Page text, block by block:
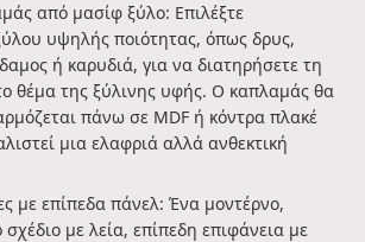
από μασίφ ξύλο: Επιλέξτε
υψηλής ποιότητας, όπως δρυς,
ή καρυδιά, για να διατηρήσετε τη
θέμα της ξύλινης υφής. Ο καπλαμάς θα
πάνω σε MDF ή κόντρα πλακέ
μια ελαφριά αλλά ανθεκτική
με επίπεδα πάνελ: Ένα μοντέρνο,
σχέδιο με λεία, επίπεδη επιφάνεια με